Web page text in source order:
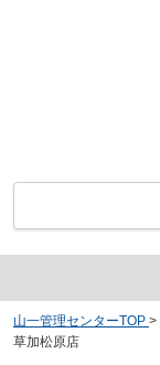
山一管理センターTOP >
草加松原店